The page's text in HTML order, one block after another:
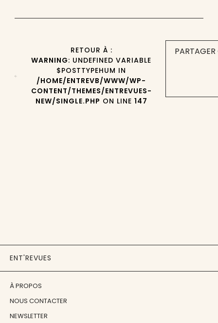
RETOUR À :
WARNING: UNDEFINED VARIABLE
$POSTTYPEHUM IN
/HOME/ENTREVB/WWW/WP-
CONTENT/THEMES/ENTREVUES-
NEW/SINGLE.PHP ON LINE 147
ENT'REVUES
À PROPOS
NOUS CONTACTER
NEWSLETTER